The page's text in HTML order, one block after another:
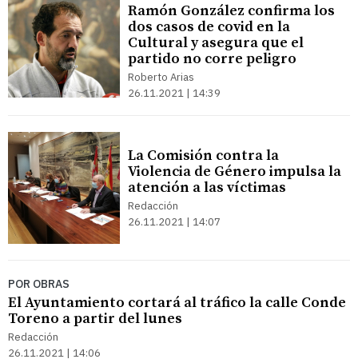
Ramón González confirma los
dos casos de covid en la
Cultural y asegura que el
partido no corre peligro
Roberto Arias
26.11.2021 | 14:39
La Comisión contra la
Violencia de Género impulsa la
atención a las víctimas
Redacción
26.11.2021 | 14:07
POR OBRAS
El Ayuntamiento cortará al tráfico la calle Conde
Toreno a partir del lunes
Redacción
26.11.2021 | 14:06